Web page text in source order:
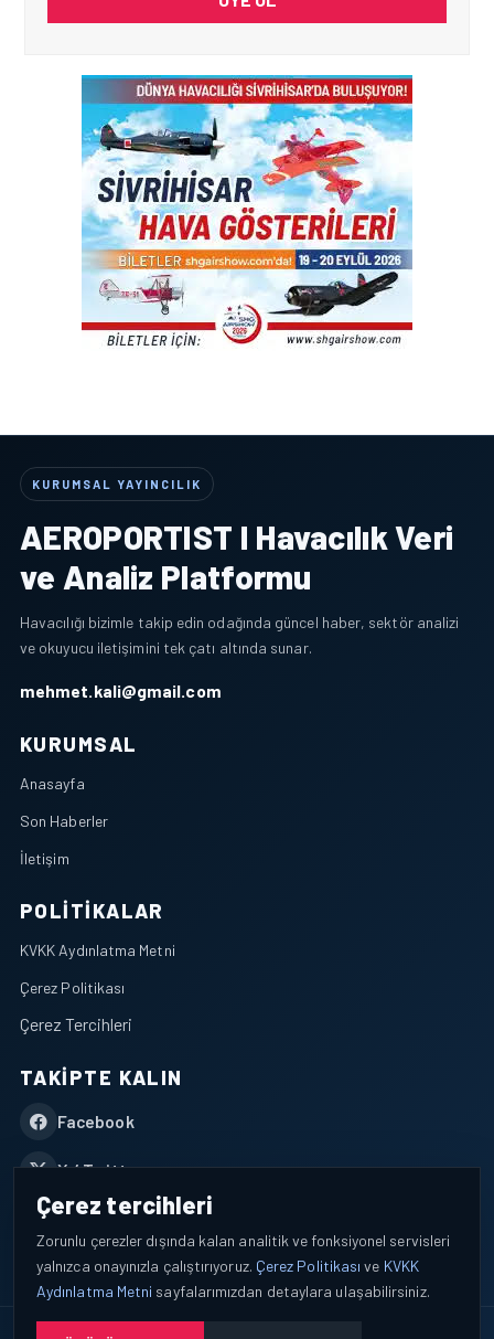
KURUMSAL YAYINCILIK
AEROPORTIST I Havacılık Veri
ve Analiz Platformu
Havacılığı bizimle takip edin odağında güncel haber, sektör analizi
ve okuyucu iletişimini tek çatı altında sunar.
mehmet.kali@gmail.com
KURUMSAL
Anasayfa
Son Haberler
İletişim
POLITIKALAR
KVKK Aydınlatma Metni
Çerez Politikası
Çerez Tercihleri
TAKIPTE KALIN
Facebook
X / Twitter
YouTube
WhatsApp
Çerez tercihleri
Zorunlu çerezler dışında kalan analitik ve fonksiyonel servisleri
yalnızca onayınızla çalıştırıyoruz. Çerez Politikası ve KVKK
Aydınlatma Metni sayfalarımızdan detaylara ulaşabilirsiniz.